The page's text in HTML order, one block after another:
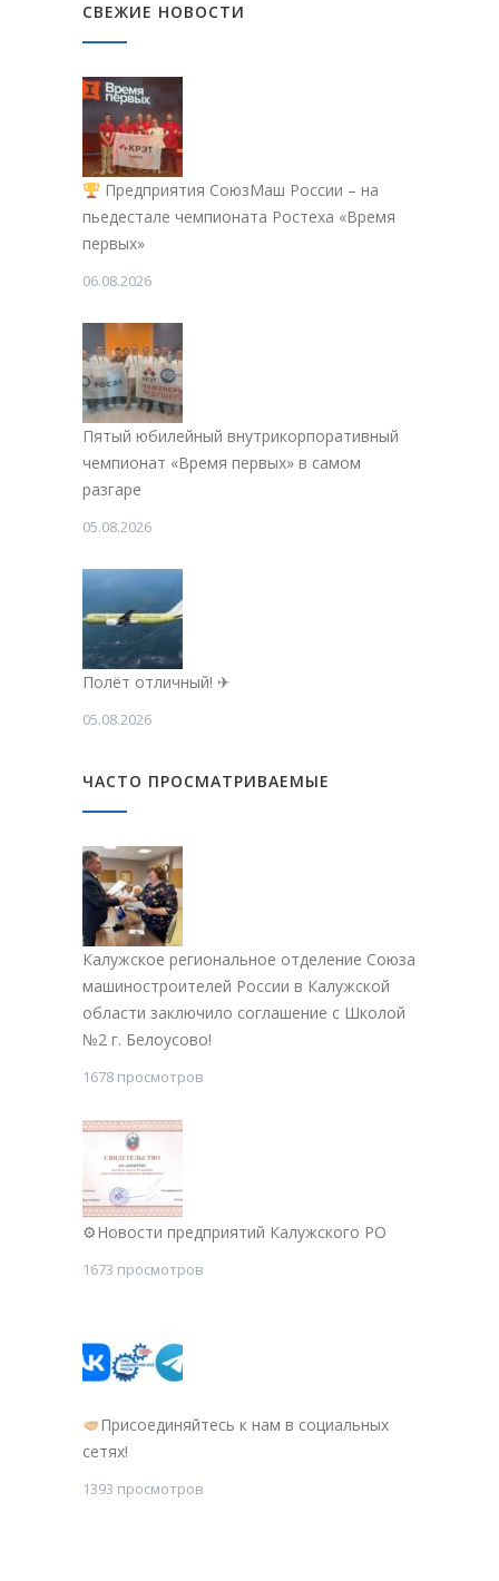
СВЕЖИЕ НОВОСТИ
Предприятия СоюзМаш России – на
пьедестале чемпионата Ростеха «Время
первых»
06.08.2026
Пятый юбилейный внутрикорпоративный
чемпионат «Время первых» в самом
разгаре
05.08.2026
Полёт отличный! ✈
05.08.2026
ЧАСТО ПРОСМАТРИВАЕМЫЕ
Калужское региональное отделение Союза
машиностроителей России в Калужской
области заключило соглашение с Школой
№2 г. Белоусово!
1678 просмотров
⚙Новости предприятий Калужского РО
1673 просмотров
Присоединяйтесь к нам в социальных
сетях!
1393 просмотров